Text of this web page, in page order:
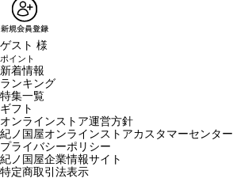
ゲスト 様
ポイント
新着情報
ランキング
特集一覧
ギフト
オンラインストア運営方針
紀ノ国屋オンラインストアカスタマーセンター
プライバシーポリシー
紀ノ国屋企業情報サイト
特定商取引法表示